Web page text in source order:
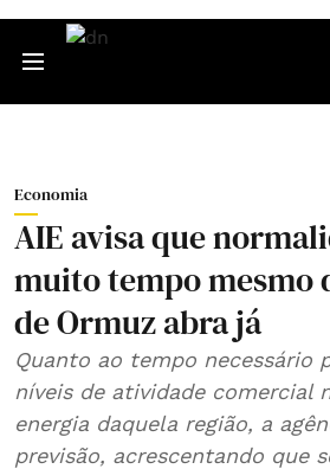
Economia
AIE avisa que
muito tempo mesmo
de Ormuz abra já
Quanto ao tempo necessário
níveis de atividade comercial
energia daquela região, a
previsão, acrescentando que